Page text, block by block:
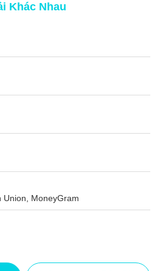
Khác Nhau
Union, MoneyGram